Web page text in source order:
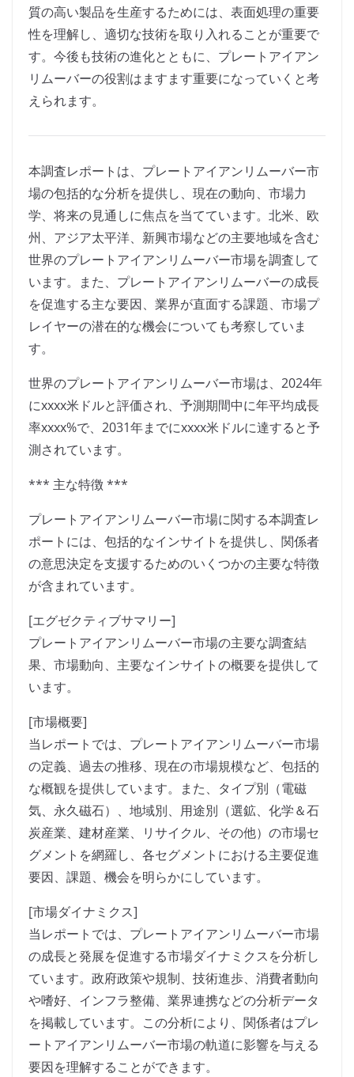
質の高い製品を生産するためには、表面処理の重要
性を理解し、適切な技術を取り入れることが重要で
す。今後も技術の進化とともに、プレートアイアン
リムーバーの役割はますます重要になっていくと考
えられます。
本調査レポートは、プレートアイアンリムーバー市
場の包括的な分析を提供し、現在の動向、市場力
学、将来の見通しに焦点を当てています。北米、欧
州、アジア太平洋、新興市場などの主要地域を含む
世界のプレートアイアンリムーバー市場を調査して
います。また、プレートアイアンリムーバーの成長
を促進する主な要因、業界が直面する課題、市場プ
レイヤーの潜在的な機会についても考察していま
す。
世界のプレートアイアンリムーバー市場は、2024年
にxxxx米ドルと評価され、予測期間中に年平均成長
率xxxx%で、2031年までにxxxx米ドルに達すると予
測されています。
*** 主な特徴 ***
プレートアイアンリムーバー市場に関する本調査レ
ポートには、包括的なインサイトを提供し、関係者
の意思決定を支援するためのいくつかの主要な特徴
が含まれています。
[エグゼクティブサマリー]
プレートアイアンリムーバー市場の主要な調査結
果、市場動向、主要なインサイトの概要を提供して
います。
[市場概要]
当レポートでは、プレートアイアンリムーバー市場
の定義、過去の推移、現在の市場規模など、包括的
な概観を提供しています。また、タイプ別（電磁
気、永久磁石）、地域別、用途別（選鉱、化学＆石
炭産業、建材産業、リサイクル、その他）の市場セ
グメントを網羅し、各セグメントにおける主要促進
要因、課題、機会を明らかにしています。
[市場ダイナミクス]
当レポートでは、プレートアイアンリムーバー市場
の成長と発展を促進する市場ダイナミクスを分析し
ています。政府政策や規制、技術進歩、消費者動向
や嗜好、インフラ整備、業界連携などの分析データ
を掲載しています。この分析により、関係者はプレ
ートアイアンリムーバー市場の軌道に影響を与える
要因を理解することができます。